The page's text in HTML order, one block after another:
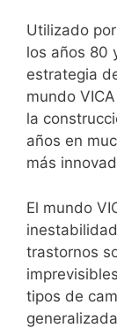
Utilizado
los años 80
estrategia
mundo
la
años en
más
El mundo
trastornos
tipos de